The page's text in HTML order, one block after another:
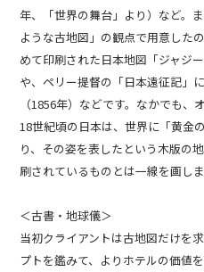
年、「世界の舞台」より）など。
ような古地図」の観点で用意した
めて印刷された日本地図「ジャジ
や、ペリー提督の「日本遠征記」
（1856年）などです。なかでも
18世紀頃の日本は、世界に「黄金
り、その姿を表したという木版の
刷されているものとは一線を画しま
＜古書・地球儀＞
当初クライアントは古地図だけを
プトを鑑みて、よりホテルの価値